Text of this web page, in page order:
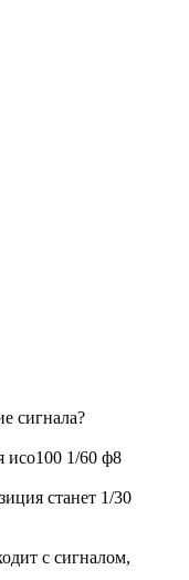
сигнала?
исо100 1/60 ф8
станет 1/30
с сигналом,